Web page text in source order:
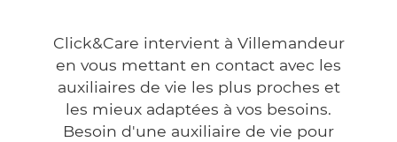
Click&Care intervient à Villemandeur
en vous mettant en contact avec les
auxiliaires de vie les plus proches et
les mieux adaptées à vos besoins.
Besoin d'une auxiliaire de vie pour